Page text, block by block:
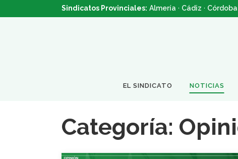
Sindicatos Provinciales: Almería · Cádiz · Córdoba
EL SINDICATO NOTICIAS
Categoría: